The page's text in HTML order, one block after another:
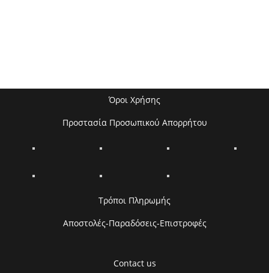
Όροι Χρήσης
Προστασία Προσωπικού Απορρήτου
Τρόποι Πληρωμής
Αποστολές-Παραδόσεις-Επιστροφές
Contact us